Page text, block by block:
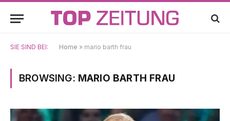
SIE SIND BEI: Home » mario barth frau
BROWSING: MARIO BARTH FRAU